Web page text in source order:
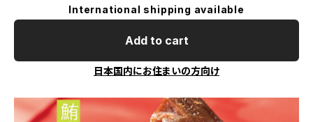
International shipping available
Add to cart
日本国内にお住まいの方向け